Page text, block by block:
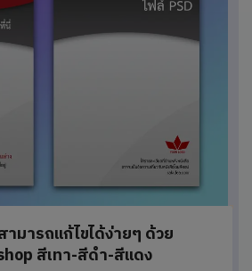
ามารถแก้ไขได้ง่ายๆ ด้วย
สีเทา-สีดำ-สีแดง